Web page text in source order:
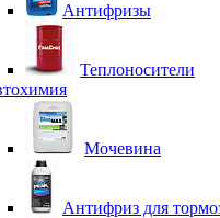
Антифризы
Теплоносители
Мочевина
Антифриз для